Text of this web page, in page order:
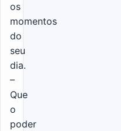
os
momentos
do
seu
dia.
–
Que
o
poder